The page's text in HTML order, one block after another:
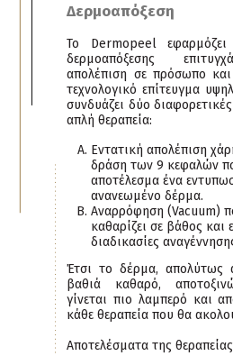
Δερμοαπόξεση
Το Dermopeel
δερμοαπόξεσης
απολέπιση σε πρόσωπο
τεχνολογικό επίτευγμα
συνδυάζει δύο
απλή θεραπεία:
Εντατική απολέπιση
δράση των 9 κεφαλών
αποτέλεσμα ένα
ανανεωμένο δέρμα.
Αναρρόφηση (Vacuum)
καθαρίζει σε βάθος και
διαδικασίες
Έτσι το δέρμα, απολύτως
βαθιά καθαρό,
γίνεται πιο λαμπερό και
κάθε θεραπεία που θα
Αποτελέσματα της